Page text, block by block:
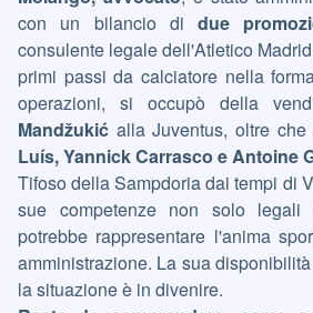
con un bilancio didue
consulente legale dell'Atletico
primi passi da calciatore nella
operazioni, si occupò della
Mandžukić alla Juventus, oltre che
Luís, Yannick Carrasco e Antoine
Tifoso della Sampdoria dai tempi di
sue competenze non solo legali
potrebbe rappresentare l'anima
amministrazione. La sua
la situazione è in divenire.